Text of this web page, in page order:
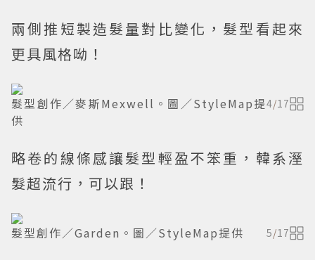
兩側推短製造髮量對比變化，髮型看起來
更具風格呦！
髮型創作／麥斯Mexwell。圖／StyleMap提
供
4/17
略卷的線條感讓髮型輕盈不笨重，韓系溼
髮超流行，可以跟！
髮型創作／Garden。圖／StyleMap提供 5/17